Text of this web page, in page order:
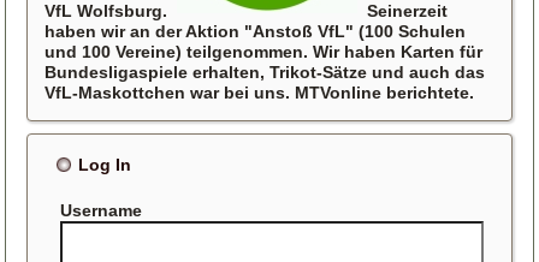
VfL Wolfsburg.
Seinerzeit
haben wir an der Aktion "Anstoß VfL" (100 Schulen
und 100 Vereine) teilgenommen. Wir haben Karten für
Bundesligaspiele erhalten, Trikot-Sätze und auch das
VfL-Maskottchen war bei uns. MTVonline berichtete.
Log In
Username